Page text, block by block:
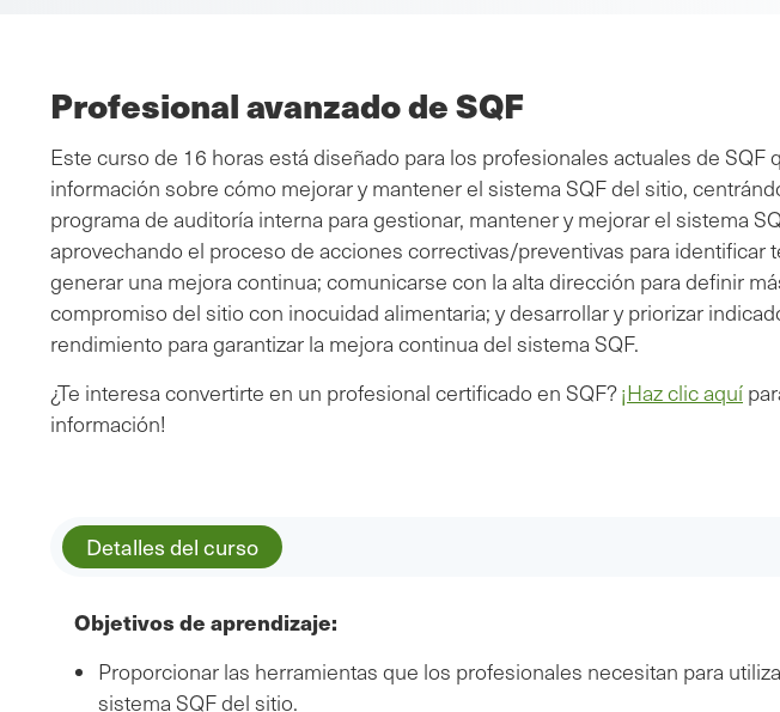
Profesional avanzado de SQF
Este curso de 16 horas está diseñado para los profesionales actuales de SQF
información sobre cómo mejorar y mantener el sistema SQF del sitio,
programa de auditoría interna para gestionar, mantener y mejorar el sistema
aprovechando el proceso de acciones correctivas/preventivas para identificar
generar una mejora continua; comunicarse con la alta dirección para definir
compromiso del sitio con inocuidad alimentaria; y desarrollar y priorizar
rendimiento para garantizar la mejora continua del sistema SQF.
¿Te interesa convertirte en un profesional certificado en SQF?¡Haz clic aquí
información!
Detalles del curso
Objetivos de aprendizaje:
Proporcionar las herramientas que los profesionales necesitan para
sistema SQF del sitio.